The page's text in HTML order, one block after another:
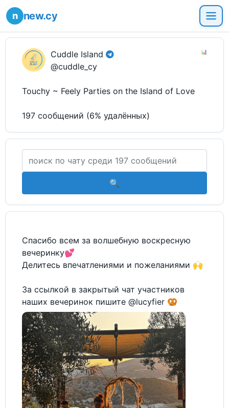
new.cy
📊
Cuddle Island
@cuddle_cy
Touchy ~ Feely Parties on the Island of Love
197 сообщений (6% удалённых)
🔍
Спасибо всем за волшебную воскресную
вечеринку💕
Делитесь впечатлениями и пожеланиями 🙌
За ссылкой в закрытый чат участников
наших вечеринок пишите @lucyfier 🥨